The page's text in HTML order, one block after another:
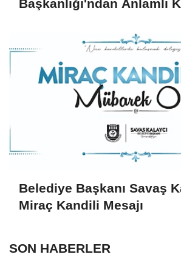
Başkanlığı'ndan Anlamlı
Belediye Başkanı Savaş
Miraç Kandili Mesajı
SON HABERLER